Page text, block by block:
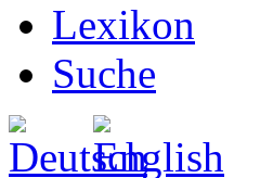
Lexikon
Suche